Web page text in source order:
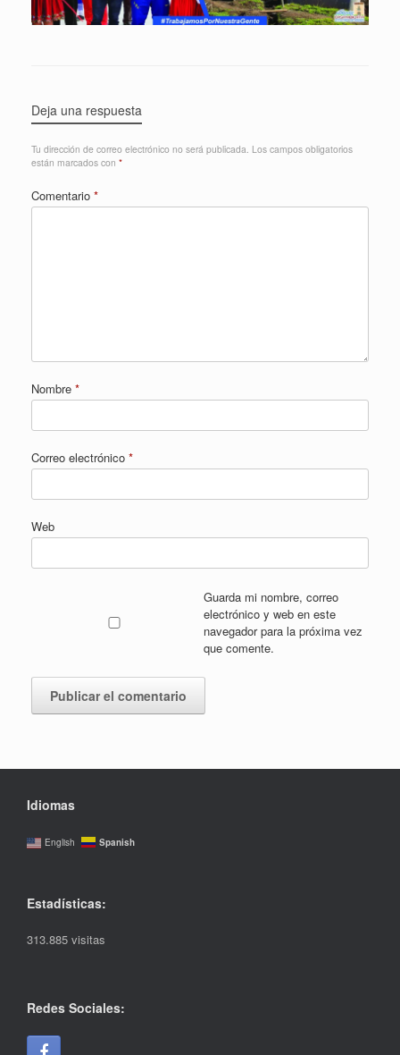
Deja una respuesta
Tu dirección de correo electrónico no será publicada. Los campos obligatorios
están marcados con *
Comentario *
Nombre *
Correo electrónico *
Web
Guarda mi nombre, correo
electrónico y web en este
navegador para la próxima vez
que comente.
Idiomas
English Spanish
Estadísticas:
313.885 visitas
Redes Sociales: